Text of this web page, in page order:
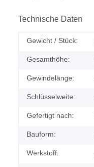
Technische Daten
Gewicht / Stück:
Gesamthöhe:
Gewindelänge:
Schlüsselweite:
Gefertigt nach:
Bauform:
Werkstoff: